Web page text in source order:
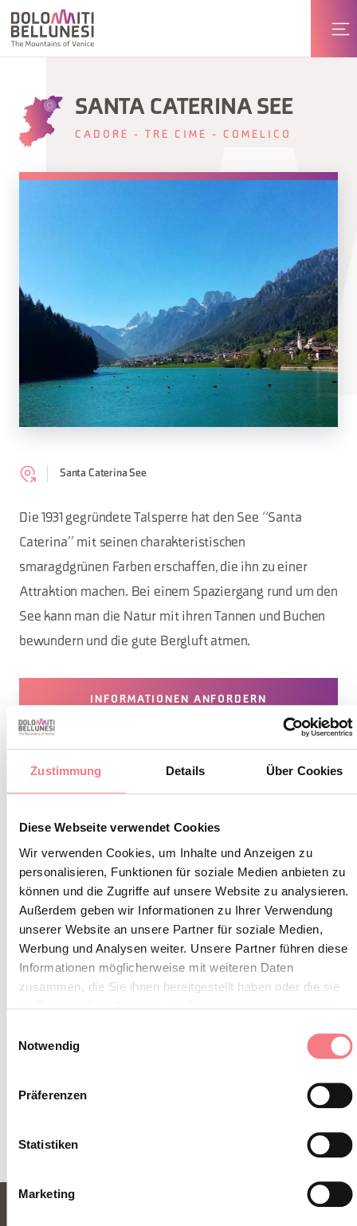
Zustimmung Details Über Cookies
Diese Webseite verwendet Cookies
Wir verwenden Cookies, um Inhalte und Anzeigen zu
personalisieren, Funktionen für soziale Medien anbieten zu
können und die Zugriffe auf unsere Website zu analysieren.
Außerdem geben wir Informationen zu Ihrer Verwendung
unserer Website an unsere Partner für soziale Medien,
Werbung und Analysen weiter. Unsere Partner führen diese
Informationen möglicherweise mit weiteren Daten
zusammen, die Sie ihnen bereitgestellt haben oder die sie
Notwendig
Präferenzen
Statistiken
Marketing
SANTA CATERINA SEE
CADORE - TRE CIME - COMELICO
Santa Caterina See
Die 1931 gegründete Talsperre hat den See “Santa
Caterina” mit seinen charakteristischen
smaragdgrünen Farben erschaffen, die ihn zu einer
Attraktion machen. Bei einem Spaziergang rund um den
See kann man die Natur mit ihren Tannen und Buchen
bewundern und die gute Bergluft atmen.
INFORMATIONEN ANFORDERN
KONTAKT
Abonnieren Sie den Newsletter der Belluneser
Dolomiten!
Sie erhalten Nachrichten, Informationen,
Reiserouten, Ideen und Tipps für Ihren Urlaub
zu jeder Jahreszeit.
ZUM NEWSLETTER ANMELDEN